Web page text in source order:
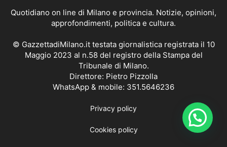
Quotidiano on line di Milano e provincia. Notizie, opinioni,
approfondimenti, politica e cultura.
© GazzettadiMilano.it testata giornalistica registrata il 10
Maggio 2023 al n.58 del registro della Stampa del
Tribunale di Milano.
Direttore: Pietro Pizzolla
WhatsApp & mobile: 351.5646236
Privacy policy
Cookies policy